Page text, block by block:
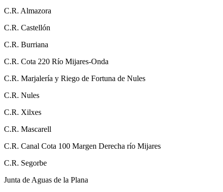
C.R. Almazora
C.R. Castellón
C.R. Burriana
C.R. Cota 220 Río Mijares-Onda
C.R. Marjalería y Riego de Fortuna de Nules
C.R. Nules
C.R. Xilxes
C.R. Mascarell
C.R. Canal Cota 100 Margen Derecha río Mijares
C.R. Segorbe
Junta de Aguas de la Plana